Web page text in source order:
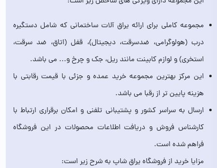
مجموعه کاملی برای ارائه یراق آلات ساختمانی که شامل دستگیره
درب (هولوگرامی، ضدسرقت، دیجیتال)، قفل (اتاق، ضد سرقت،
استخری) و لوازم کابینت مانند ریل، جک و چرخ و... می باشد.
این مرکز بهترین مجموعه خرید عمده و جزئی با قیمت رقابتی با
هزینه پایین تر از رقبا می باشد.
ارسال به سراسر کشور و پشتیبانی تلفنی و امکان برقراری ارتباط با
کارشناس فروش و دریافت اطلاعات محصولات در این فروشگاه
فراهم شده است.
مزایا خرید از فروشگاه یراق شاپ به شرح زیر است: